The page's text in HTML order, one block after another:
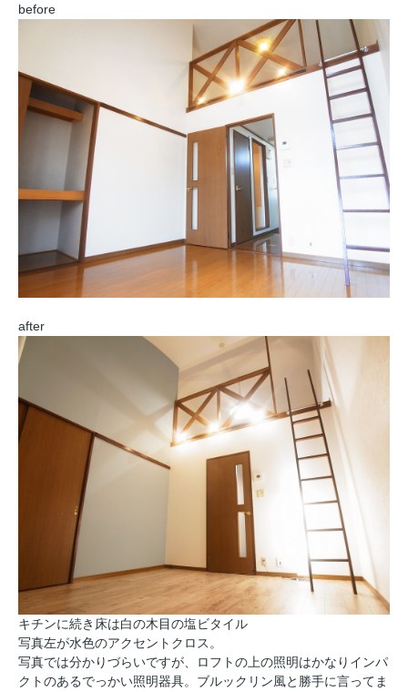
before
after
キチンに続き床は白の木目の塩ビタイル
写真左が水色のアクセントクロス。
写真では分かりづらいですが、ロフトの上の照明はかなりインパ
クトのあるでっかい照明器具。ブルックリン風と勝手に言ってま